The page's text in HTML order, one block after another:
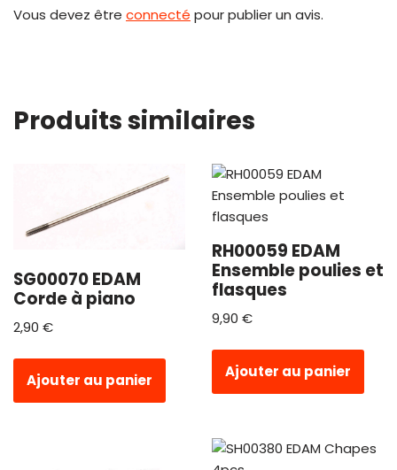
Vous devez être connecté pour publier un avis.
Produits similaires
SG00070 EDAM
Corde à piano
2,90 €
Ajouter au panier
RH00059 EDAM
Ensemble poulies et
flasques
9,90 €
Ajouter au panier